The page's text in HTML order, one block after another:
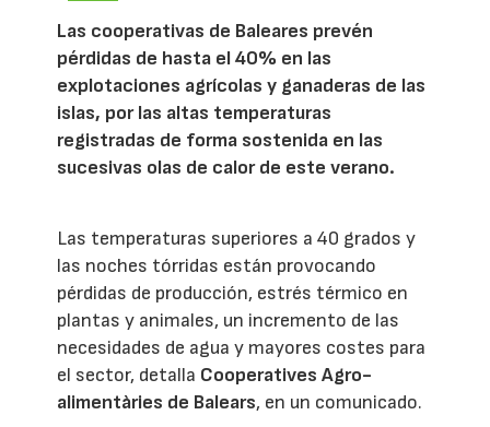
Las cooperativas de Baleares prevén
pérdidas de hasta el 40% en las
explotaciones agrícolas y ganaderas de las
islas, por las altas temperaturas
registradas de forma sostenida en las
sucesivas olas de calor de este verano.
Las temperaturas superiores a 40 grados y
las noches tórridas están provocando
pérdidas de producción, estrés térmico en
plantas y animales, un incremento de las
necesidades de agua y mayores costes para
el sector, detalla Cooperatives Agro-
alimentàries de Balears, en un comunicado.